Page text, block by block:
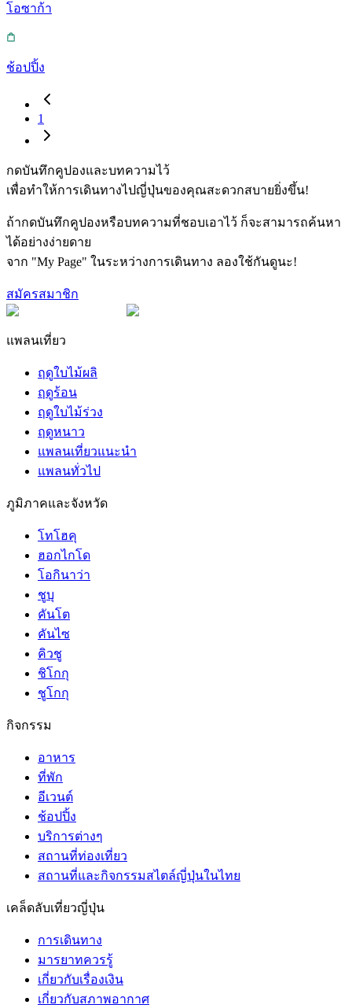
โอซาก้า
ช้อปปิ้ง
1
กดบันทึกคูปองและบทความไว้
เพื่อทำให้การเดินทางไปญี่ปุ่นของคุณสะดวกสบายยิ่งขึ้น!
ถ้ากดบันทึกคูปองหรือบทความที่ชอบเอาไว้ ก็จะสามารถค้นหา
ได้อย่างง่ายดาย
จาก "My Page" ในระหว่างการเดินทาง ลองใช้กันดูนะ!
สมัครสมาชิก
แพลนเที่ยว
ฤดูใบไม้ผลิ
ฤดูร้อน
ฤดูใบไม้ร่วง
ฤดูหนาว
แพลนเที่ยวแนะนำ
แพลนทั่วไป
ภูมิภาคและจังหวัด
โทโฮคุ
ฮอกไกโด
โอกินาว่า
ชูบุ
คันโต
คันไซ
คิวชู
ชิโกกุ
ชูโกกุ
กิจกรรม
อาหาร
ที่พัก
อีเวนต์
ช้อปปิ้ง
บริการต่างๆ
สถานที่ท่องเที่ยว
สถานที่และกิจกรรมสไตล์ญี่ปุ่นในไทย
เคล็ดลับเที่ยวญี่ปุ่น
การเดินทาง
มารยาทควรรู้
เกี่ยวกับเรื่องเงิน
เกี่ยวกับสภาพอากาศ